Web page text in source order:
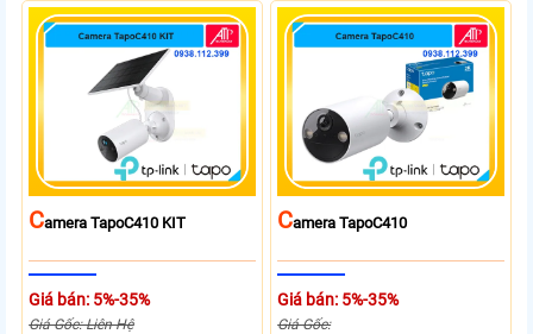
CAmera TapoC410 KIT
Giá bán: 5%-35%
Giá Gốc: Liên Hệ
CAmera TapoC410
Giá bán: 5%-35%
Giá Gốc: